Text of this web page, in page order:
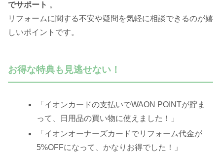
でサポート 。
リフォームに関する不安や疑問を気軽に相談できるのが嬉
しいポイントです。
お得な特典も見逃せない！
「イオンカードの支払いでWAON POINTが貯ま
って、日用品の買い物に使えました！」
「イオンオーナーズカードでリフォーム代金が
5%OFFになって、かなりお得でした！」